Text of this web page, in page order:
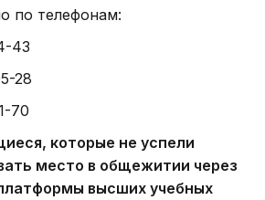
по телефонам:
43
28
70
которые не успели
место в общежитии через
высших учебных